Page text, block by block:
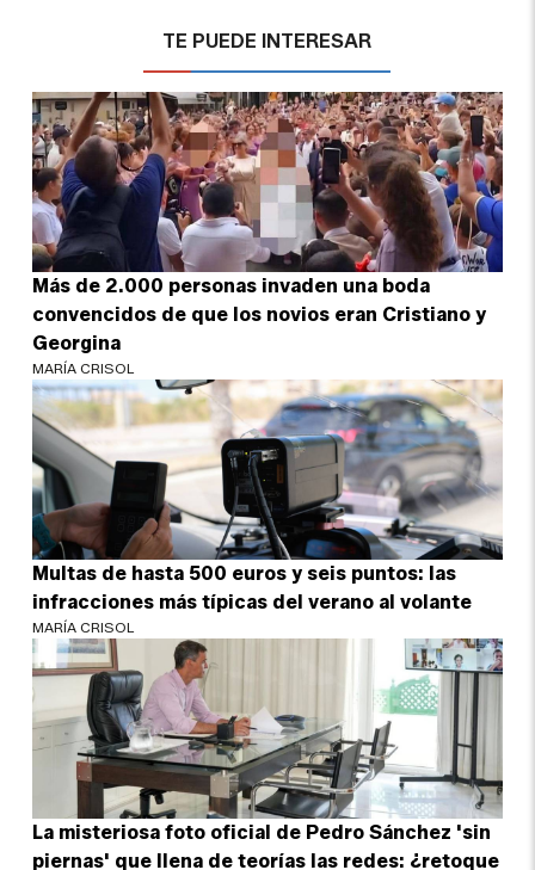
TE PUEDE INTERESAR
Más de 2.000 personas invaden una boda
convencidos de que los novios eran Cristiano y
Georgina
MARÍA CRISOL
Multas de hasta 500 euros y seis puntos: las
infracciones más típicas del verano al volante
MARÍA CRISOL
La misteriosa foto oficial de Pedro Sánchez 'sin
piernas' que llena de teorías las redes: ¿retoque